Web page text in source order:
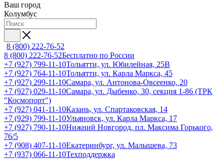
Ваш город
Колумбус
8 (800) 222-76-52
8 (800) 222-76-52Бесплатно по России
+7 (927) 799-11-10Тольятти, ул. Юбилейная, 25В
+7 (927) 764-11-10Тольятти, ул. Карла Маркса, 45
+7 (927) 299-11-10Самара, ул. Антонова-Овсеенко, 20
+7 (927) 029-11-10Самара, ул. Дыбенко, 30, секция 1-86 (ТРК
"Космопорт")
+7 (927) 041-11-10Казань, ул. Спартаковская, 14
+7 (929) 799-11-10Ульяновск, ул. Карла Маркса, 17
+7 (927) 790-11-10Нижний Новгород, пл. Максима Горького,
76/5
+7 (908) 407-11-10Екатеринбург, ул. Малышева, 73
+7 (937) 066-11-10Техподдержка